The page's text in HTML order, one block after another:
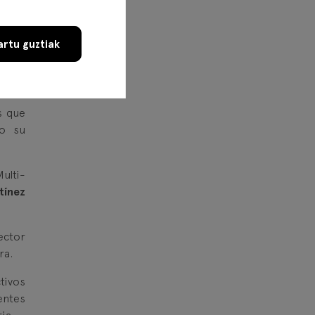
y
y
que
su
guztiak